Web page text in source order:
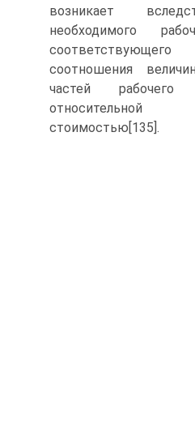
возникает
необходимого
соотношения
частей рабочего
стоимостью[135].